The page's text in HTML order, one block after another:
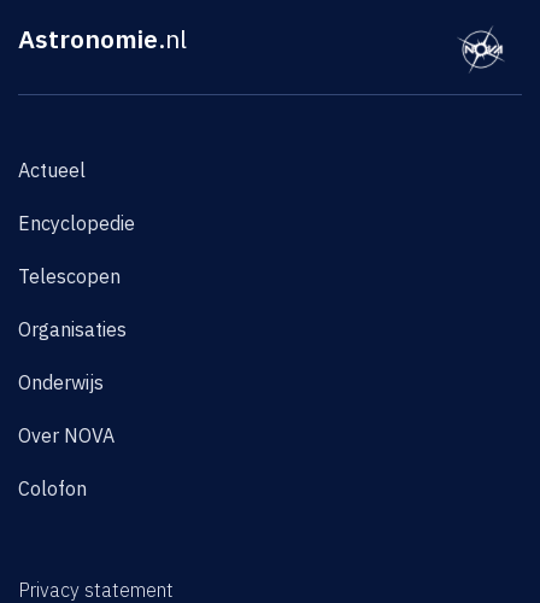
Astronomie.nl
Actueel
Encyclopedie
Telescopen
Organisaties
Onderwijs
Over NOVA
Colofon
Privacy statement